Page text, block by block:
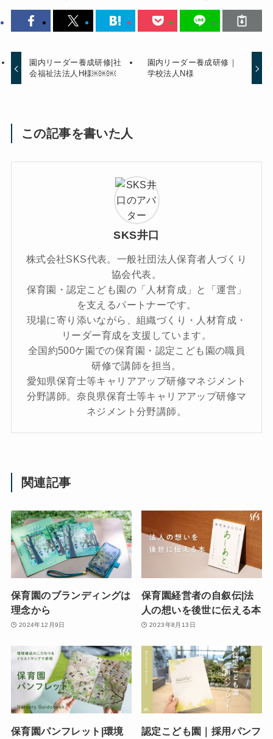
園内リーダー養成研修|社
会福祉法法人H様￼￼￼
園内リーダー養成研修｜
学校法人N様
この記事を書いた人
SKS井口
株式会社SKS代表。一般社団法人保育者人づくり
協会代表。
保育園・認定こども園の「人材育成」と「運営」
を支えるパートナーです。
現場に寄り添いながら、組織づくり・人材育成・
リーダー育成を支援しています。
全国約500ケ園での保育園・認定こども園の職員
研修で講師を担当。
愛知県保育士等キャリアアップ研修マネジメント
分野講師。奈良県保育士等キャリアアップ研修マ
ネジメント分野講師。
関連記事
保育園のブランディングは
理念から
2024年12月9日
保育園経営者の自叙伝|法
人の想いを後世に伝える本
2023年8月13日
保育園パンフレット|環境
認定こども園｜採用パンフ